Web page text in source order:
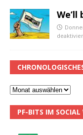
We’ll
PF-BITS IM SOCIAL